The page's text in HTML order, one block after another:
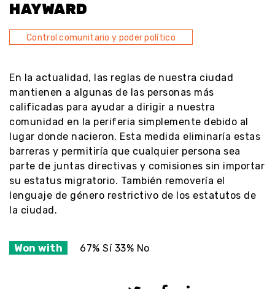
HAYWARD
Control comunitario y poder político
En la actualidad, las reglas de nuestra ciudad
mantienen a algunas de las personas más
calificadas para ayudar a dirigir a nuestra
comunidad en la periferia simplemente debido al
lugar donde nacieron. Esta medida eliminaría estas
barreras y permitiría que cualquier persona sea
parte de juntas directivas y comisiones sin importar
su estatus migratorio. También removería el
lenguaje de género restrictivo de los estatutos de
la ciudad.
Won with 67% Sí 33% No